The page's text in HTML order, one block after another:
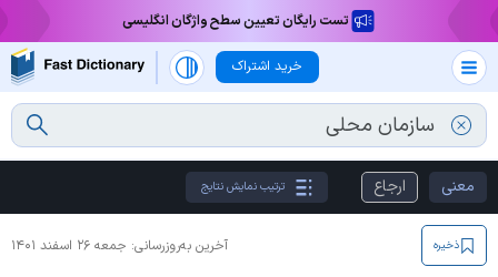
تست رایگان تعیین سطح واژگان انگلیسی
خرید اشتراک
معنی ارجاع ترتیب نمایش نتایج
آخرین به‌روزرسانی: جمعه ۲۶ اسفند ۱۴۰۱ ذخیره